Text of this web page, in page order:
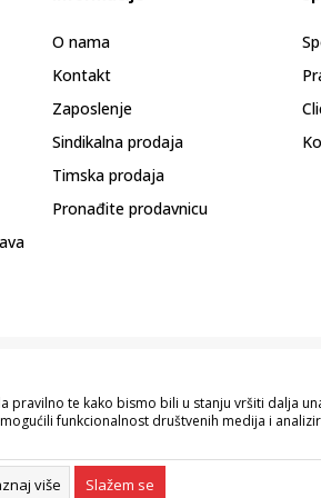
O nama
Kontakt
Zaposlenje
Sindikalna prodaja
Timska prodaja
Pronađite prodavnicu
prikazu slika i samih cijena, ali ne
i ne podrazumijeva da su dostupni u svakom
te kako bismo bili u stanju vršiti dalja
funkcionalnost društvenih medija i
više Slažem se